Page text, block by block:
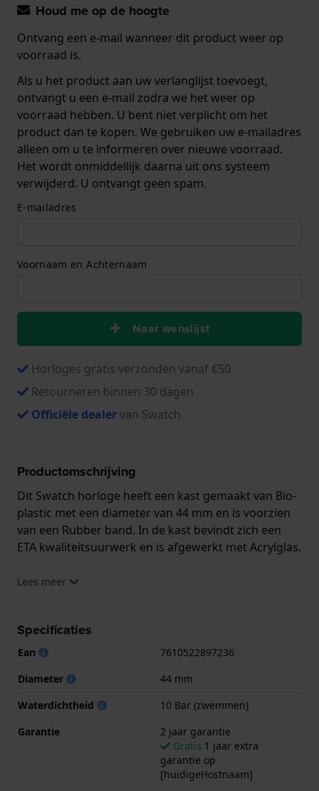
Houd me op de hoogte
Ontvang een e-mail wanneer dit product weer op
voorraad is.
Als u het product aan uw verlanglijst toevoegt,
ontvangt u een e-mail zodra we het weer op
voorraad hebben. U bent niet verplicht om het
product dan te kopen. We gebruiken uw e-mailadres
alleen om u te informeren over nieuwe voorraad.
Het wordt onmiddellijk daarna uit ons systeem
verwijderd. U ontvangt geen spam.
E-mailadres
Voornaam en Achternaam
Naar wenslijst
Horloges gratis verzonden vanaf €50
Retourneren binnen 30 dagen
Officiële dealervan Swatch
Productomschrijving
Dit Swatch horloge heeft een kast gemaakt van Bio-
plastic met een diameter van 44 mm en is voorzien
van een Rubber band. In de kast bevindt zich een
ETA kwaliteitsuurwerk en is afgewerkt met Acrylglas.
Het horloge is 10ATM. Dit betekent dat het horloge
.
Lees meer
Specificaties
Ean
7610522897236
Diameter
44 mm
Waterdichtheid
10 Bar (zwemmen)
Garantie
2 jaar garantie
Gratis 1 jaar extra
garantie op
[huidigeHostnaam]